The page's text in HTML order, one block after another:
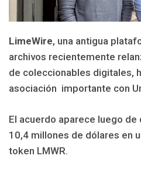
LimeWire, una antigua
archivos recientemente
de coleccionables digitales,
asociación importante con
El acuerdo aparece luego
10,4 millones de dólares en
token LMWR.